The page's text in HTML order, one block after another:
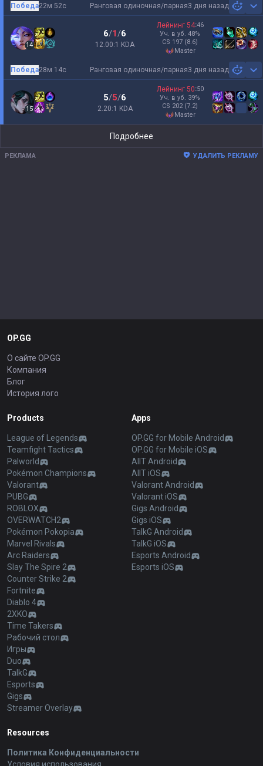
Ранговая одиночная/парная3 дня назад
Победа22м 52с
14
6/1/6
12.00:1 KDA
Лейнинг 54:46
Уч. в уб. 48%
CS 197 (8.6)
master
Ранговая одиночная/парная3 дня назад
Победа28м 14с
15
5/5/6
2.20:1 KDA
Лейнинг 50:50
Уч. в уб. 39%
CS 202 (7.2)
master
Подробнее
РЕКЛАМА УДАЛИТЬ РЕКЛАМУ
OP.GG
О сайте OP.GG
Компания
Блог
История лого
Products
League of Legends
Teamfight Tactics
Palworld
Pokémon Champions
Valorant
PUBG
ROBLOX
OVERWATCH2
Pokémon Pokopia
Marvel Rivals
Arc Raiders
Slay The Spire 2
Counter Strike 2
Fortnite
Diablo 4
2XKO
Time Takers
Рабочий стол
Игры
Duo
TalkG
Esports
Gigs
Streamer Overlay
Apps
OP.GG for Mobile Android
OP.GG for Mobile iOS
AllT Android
AllT iOS
Valorant Android
Valorant iOS
Gigs Android
Gigs iOS
TalkG Android
TalkG iOS
Esports Android
Esports iOS
Resources
Политика Конфиденциальности